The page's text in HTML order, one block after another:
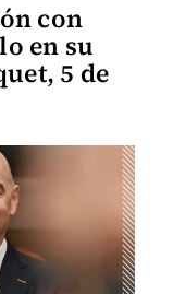
con
en su
5 de